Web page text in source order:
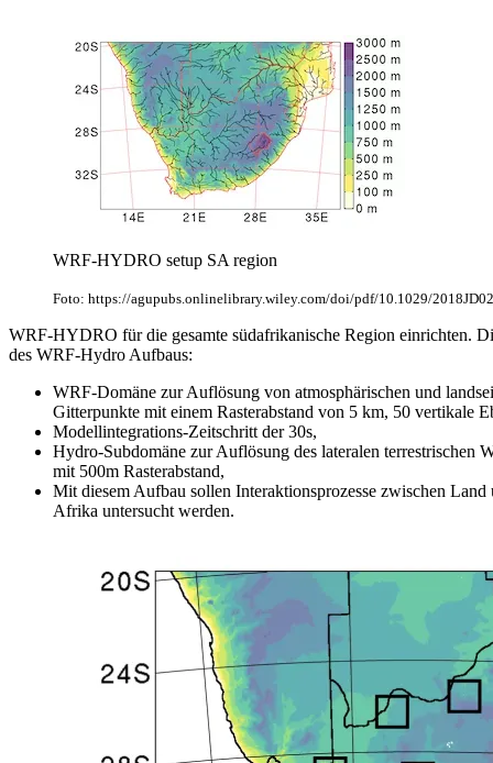
WRF-HYDRO setup SA region
Foto: https://agupubs.onlinelibrary.wiley.com/doi/pdf/10.1029/
WRF-HYDRO für die gesamte südafrikanische Region einrichten.
des WRF-Hydro Aufbaus:
WRF-Domäne zur Auflösung von atmosphärischen und
Gitterpunkte mit einem Rasterabstand von 5 km, 50 vertikale
Modellintegrations-Zeitschritt der 30s,
Hydro-Subdomäne zur Auflösung des lateralen terrestrischen
mit 500m Rasterabstand,
Mit diesem Aufbau sollen Interaktionsprozesse zwischen
Afrika untersucht werden.